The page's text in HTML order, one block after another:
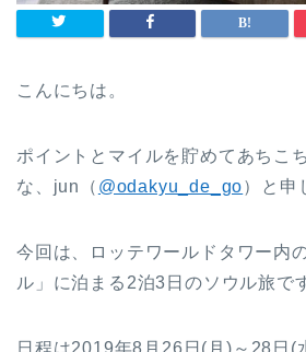
こんにちは。
ポイントとマイルを貯めてあちこ
な、jun（ @odakyu_de_go）と申
今回は、ロッテワールドタワー内
ル」に泊まる2泊3日のソウル旅で
日程は2019年8月26日(月)～28日(